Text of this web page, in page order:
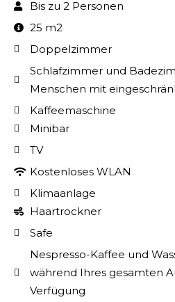
Bis zu 2 Personen
25 m2
Doppelzimmer
Schlafzimmer und
Menschen mit
Kaffeemaschine
Minibar
TV
Kostenloses WLAN
Klimaanlage
Haartrockner
Safe
Nespresso-Kaffee und
während Ihres gesamten
Verfügung